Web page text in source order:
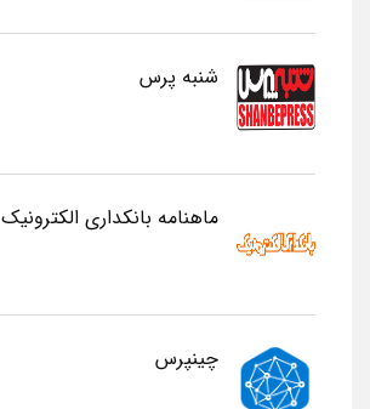
شنبه پرس
ماهنامه بانکداری الکترونیک
چینپرس